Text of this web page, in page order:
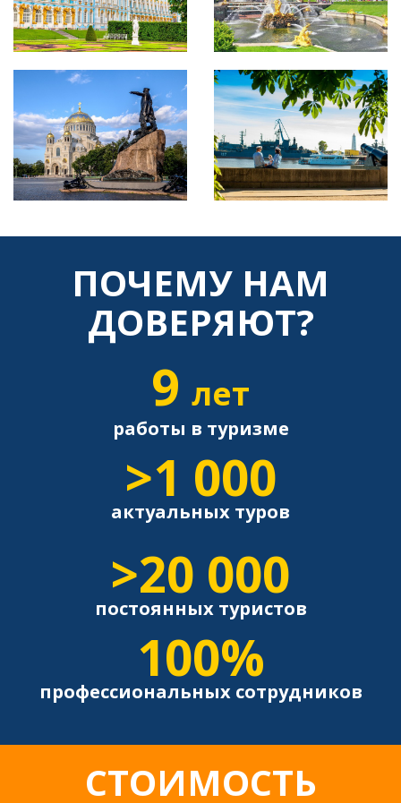
ПОЧЕМУ НАМ
ДОВЕРЯЮТ?
9 лет
работы в туризме
>1 000
актуальных туров
>20 000
постоянных туристов
100%
профессиональных сотрудников
СТОИМОСТЬ